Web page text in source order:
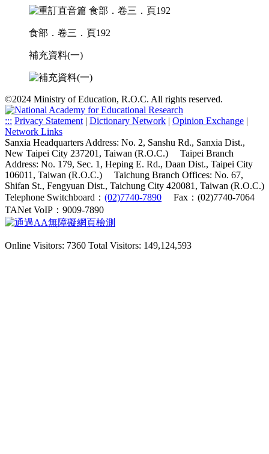
食部．卷三．頁192
補充資料(一)
©2024 Ministry of Education, R.O.C. All rights reserved.
::: Privacy Statement| Dictionary Network | Opinion Exchange |
Network Links
Sanxia Headquarters Address: No. 2, Sanshu Rd., Sanxia Dist.,
New Taipei City 237201, Taiwan (R.O.C.)
Taipei Branch
Address: No. 179, Sec. 1, Heping E. Rd., Daan Dist., Taipei City
106011, Taiwan (R.O.C.)
Taichung Branch Offices: No. 67,
Shifan St., Fengyuan Dist., Taichung City 420081, Taiwan (R.O.C.)
Telephone Switchboard： (02)7740-7890
Fax：(02)7740-7064
TANet VoIP：9009-7890
Online Visitors: 7360 Total Visitors: 149,124,593